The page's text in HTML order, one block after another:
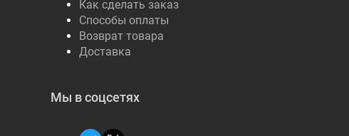
Как сделать заказ
Способы оплаты
Возврат товара
Доставка
Мы в соцсетях